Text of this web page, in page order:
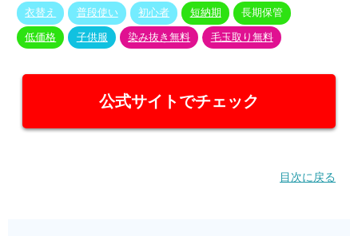
衣替え 普段使い 初心者 短納期 長期保管
低価格 子供服 染み抜き無料 毛玉取り無料
公式サイトでチェック
目次に戻る